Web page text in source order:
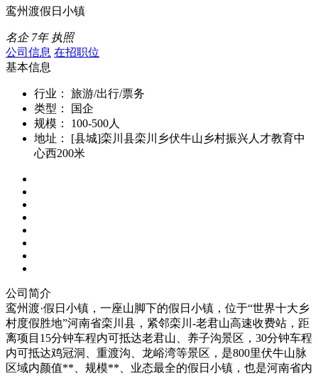
鸾州渡假日小镇
名企 7年 执照
公司信息 在招职位
基本信息
行业：
旅游/出行/票务
类型：
国企
规模：
100-500人
地址：
[县城]栾川县栾川乡伏牛山乡村振兴人才教育中
心西200米
公司简介
鸾州渡·假日小镇，一座山脚下的假日小镇，位于“世界十大乡
村度假胜地”河南省栾川县，紧邻栾川-老君山高速收费站，距
离项目15分钟车程内可抵达老君山、养子沟景区，30分钟车程
内可抵达鸡冠洞、重渡沟、龙峪湾等景区，是800里伏牛山脉
区域内颜值**、规模**、业态最全的假日小镇，也是河南省内